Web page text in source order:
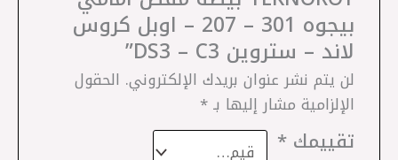
بيجوه 301 – 207 – اوبل كروس
لاند – ستروين DS3 – C3”
لن يتم نشر عنوان بريدك الإلكتروني. الحقول
الإلزامية مشار إليها بـ*
تقييمك*